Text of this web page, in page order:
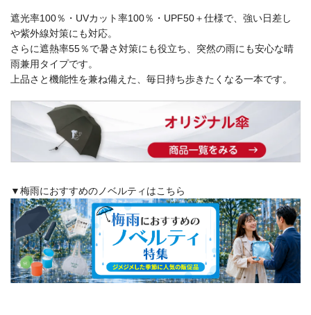
遮光率100％・UVカット率100％・UPF50＋仕様で、強い日差し
や紫外線対策にも対応。
さらに遮熱率55％で暑さ対策にも役立ち、突然の雨にも安心な晴
雨兼用タイプです。
上品さと機能性を兼ね備えた、毎日持ち歩きたくなる一本です。
▼梅雨におすすめのノベルティはこちら